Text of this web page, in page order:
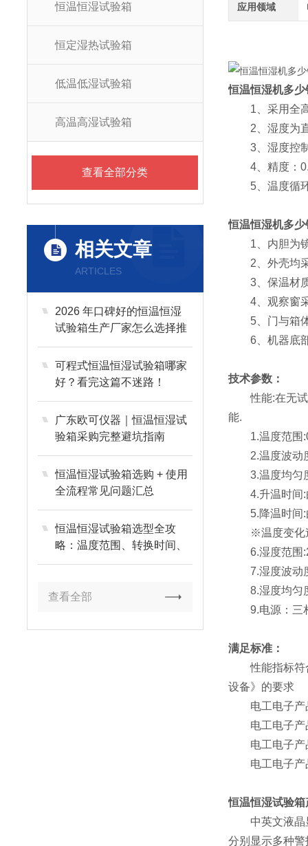
恒温恒湿试验箱
恒定湿热试验箱
低温低湿试验箱
高温高湿试验箱
查看全部分类
相关文章
ARTICLES
2026 年口碑好的恒温恒湿
试验箱生产厂家怎么选择推
荐？
可程式恒温恒湿试验箱哪家
好？看完这篇不迷路！
广东欧可仪器｜恒温恒湿试
验箱采购完整避坑指南
恒温恒湿试验箱选购 + 使用
全流程常见问题汇总
恒温恒湿试验箱选型全攻
略：温度范围、转换时间、
品牌实战解析
查看全部
应用领域
恒温恒湿机多少
1、采用全高
2、湿度为直
3、湿度控制
4、精度：0.1
5、温度循环
恒温恒湿机多少
1、内胆为镜
2、外壳均采
3、保温材质
4、观察窗采
5、门与箱体
6、机器底部
技术参数：
性能:在无试
能.
1.温度范围
2.温度波动
3.温度均匀
4.升温时间:
5.降温时间:
※温度变化速
6.湿度范围
7.湿度波动
8.湿度均匀
9.电源：三相
满足标准：
性能指标符合
设备》的要求
电工电子产品
电工电子产品
电工电子产品
电工电子产品
恒温恒湿试验
中英文液晶显
分别显示多种